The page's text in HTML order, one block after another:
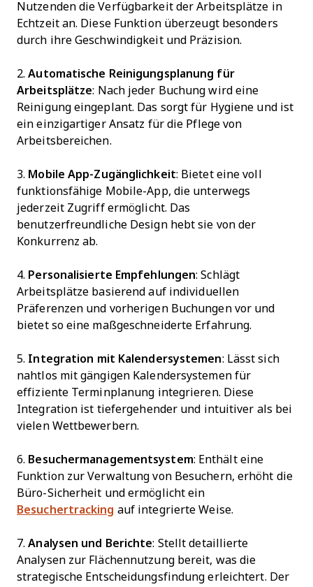
Nutzenden die Verfügbarkeit der Arbeitsplätze in
Echtzeit an. Diese Funktion überzeugt besonders
durch ihre Geschwindigkeit und Präzision.
2.Automatische Reinigungsplanung für
Arbeitsplätze: Nach jeder Buchung wird eine
Reinigung eingeplant. Das sorgt für Hygiene und ist
ein einzigartiger Ansatz für die Pflege von
Arbeitsbereichen.
3. Mobile App-Zugänglichkeit: Bietet eine voll
funktionsfähige Mobile-App, die unterwegs
jederzeit Zugriff ermöglicht. Das
benutzerfreundliche Design hebt sie von der
Konkurrenz ab.
4. Personalisierte Empfehlungen: Schlägt
Arbeitsplätze basierend auf individuellen
Präferenzen und vorherigen Buchungen vor und
bietet so eine maßgeschneiderte Erfahrung.
5. Integration mit Kalendersystemen: Lässt sich
nahtlos mit gängigen Kalendersystemen für
effiziente Terminplanung integrieren. Diese
Integration ist tiefergehender und intuitiver als bei
vielen Wettbewerbern.
6. Besuchermanagementsystem: Enthält eine
Funktion zur Verwaltung von Besuchern, erhöht die
Büro-Sicherheit und ermöglicht ein
Besuchertracking auf integrierte Weise.
7.Analysen und Berichte: Stellt detaillierte
Analysen zur Flächennutzung bereit, was die
strategische Entscheidungsfindung erleichtert. Der